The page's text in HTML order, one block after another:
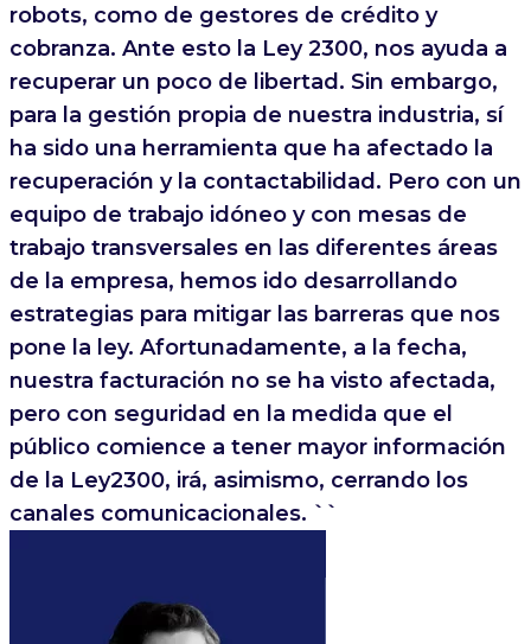
robots, como de gestores de crédito y
cobranza. Ante esto la Ley 2300, nos ayuda a
recuperar un poco de libertad. Sin embargo,
para la gestión propia de nuestra industria, sí
ha sido una herramienta que ha afectado la
recuperación y la contactabilidad. Pero con un
equipo de trabajo idóneo y con mesas de
trabajo transversales en las diferentes áreas
de la empresa, hemos ido desarrollando
estrategias para mitigar las barreras que nos
pone la ley. Afortunadamente, a la fecha,
nuestra facturación no se ha visto afectada,
pero con seguridad en la medida que el
público comience a tener mayor información
de la Ley2300, irá, asimismo, cerrando los
canales comunicacionales. ``